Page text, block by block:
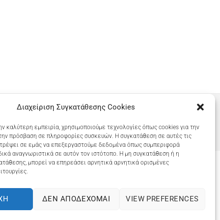
Διαχείριση Συγκατάθεσης Cookies
καλύτερη εμπειρία, χρησιμοποιούμε τεχνολογίες όπως cookies για την
πρόσβαση σε πληροφορίες συσκευών. Η συγκατάθεση σε αυτές τις
σε εμάς να επεξεργαστούμε δεδομένα όπως συμπεριφορά
αναγνωριστικά σε αυτόν τον ιστότοπο. Η μη συγκατάθεση ή η
μπορεί να επηρεάσει αρνητικά αρνητικά ορισμένες
ΔΕΝ ΑΠΟΔΈΧΟΜΑΙ VIEW PREFERENCES
(ΕΕ)